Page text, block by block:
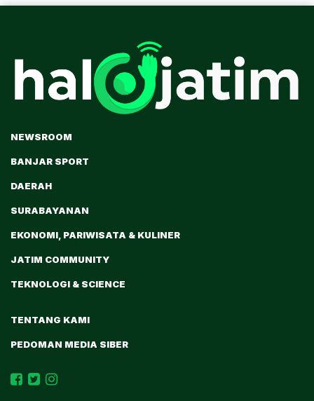
NEWSROOM
BANJAR SPORT
DAERAH
SURABAYANAN
EKONOMI, PARIWISATA & KULINER
JATIM COMMUNITY
TEKNOLOGI & SCIENCE
TENTANG KAMI
PEDOMAN MEDIA SIBER